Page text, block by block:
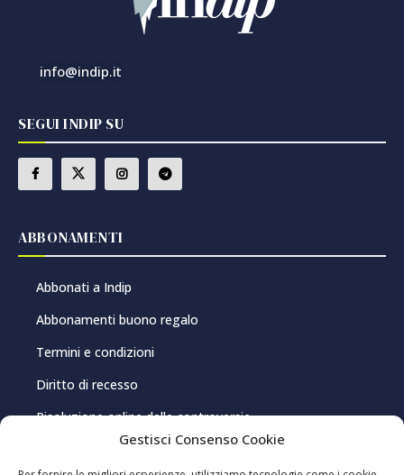
Gestisci Consenso Cookie
info@indip.it
SEGUI INDIP SU
ABBONAMENTI
Abbonati a Indip
Abbonamenti buono regalo
Termini e condizioni
Diritto di recesso
Risoluzione online delle controversie
PRIVACY E COOKIE